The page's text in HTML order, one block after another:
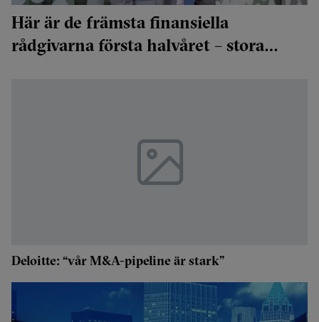
Här är de främsta finansiella
rådgivarna första halvåret – stora
Deloitte: “vår M&A-pipeline är stark”